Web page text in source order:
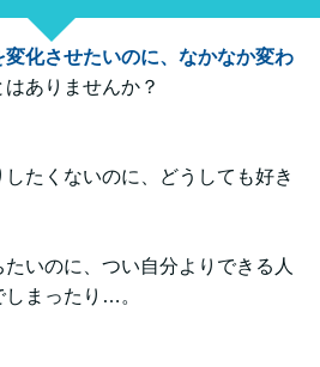
変化させたいのに、なかなか変わ
ありませんか？
たくないのに、どうしても好き
いのに、つい自分よりできる人
まったり…。